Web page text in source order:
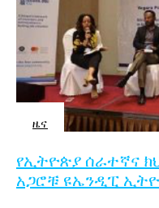
ዜና
የኢትዮጵያ ሰራተኛና
አጋሮቹ ዩኤንዲፒ